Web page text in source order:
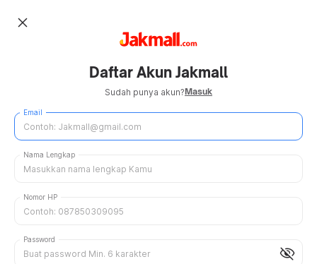
close
Daftar Akun Jakmall
Sudah punya akun?Masuk
Email
Nama Lengkap
Nomor HP
visibility_off
Password